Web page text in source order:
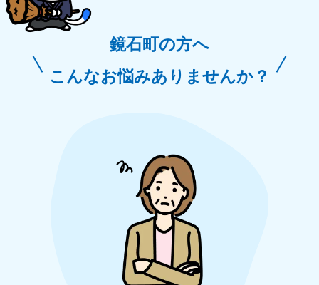
鏡石町の方へ
こんなお悩みありませんか？